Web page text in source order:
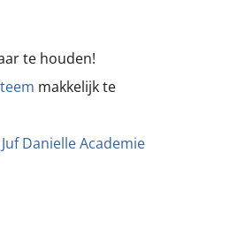
te houden!
makkelijk te
Juf Danielle Academie